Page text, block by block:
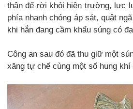
thân để rời khỏi hiện trường, lực
phía nhanh chóng áp sát, quật
khi hắn đang cầm khẩu súng có
Công an sau đó đã thu giữ một
xăng tự chế cùng một số hung